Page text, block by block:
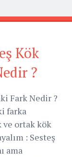
Kök
?
Fark Nedir ?
farka
ve ortak kök
: Sesteş
ama